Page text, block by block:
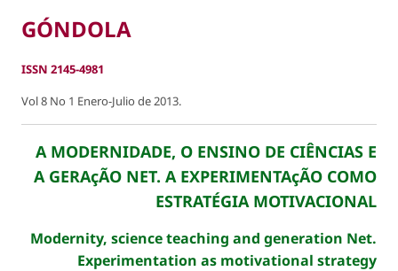
GÓNDOLA
ISSN 2145-4981
Vol 8 No 1 Enero-Julio de 2013.
A MODERNIDADE, O ENSINO DE CIÊNCIAS E
A GERAçÃO NET. A EXPERIMENTAçÃO COMO
ESTRATÉGIA MOTIVACIONAL
Modernity, science teaching and generation Net.
Experimentation as motivational strategy